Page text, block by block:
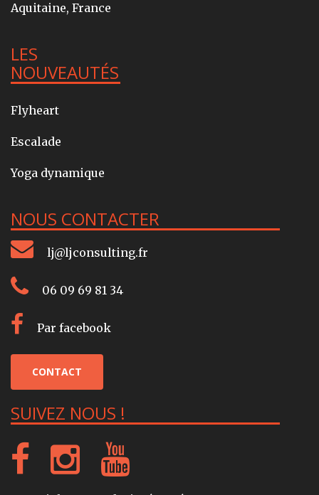
Aquitaine, France
LES
NOUVEAUTÉS
Flyheart
Escalade
Yoga dynamique
NOUS CONTACTER
lj@ljconsulting.fr
06 09 69 81 34
Par facebook
CONTACT
SUIVEZ NOUS !